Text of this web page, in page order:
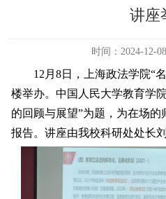
讲座
时间：2024-12-08
12月8日，上海政法学院“
楼举办。中国人民大学教育学
的回顾与展望”为题，为在场
报告。讲座由我校科研处处长